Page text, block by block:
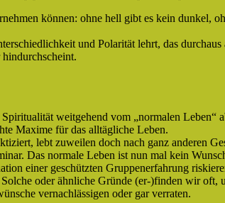
können: ohne hell gibt es kein dunkel,
und Polarität lehrt, das
weitgehend vom „normalen Leben“
Maxime für das alltägliche Leben.
lebt zuweilen doch nach ganz anderen
Das normale Leben ist nun mal kein
einer geschützten Gruppenerfahrung
oder ähnliche Gründe (er-)finden wir oft,
vernachlässigen oder gar verraten.